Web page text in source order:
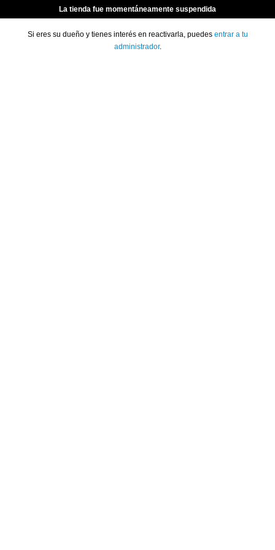
La tienda fue momentáneamente suspendida
Si eres su dueño y tienes interés en reactivarla, puedes entrar a tu
administrador.